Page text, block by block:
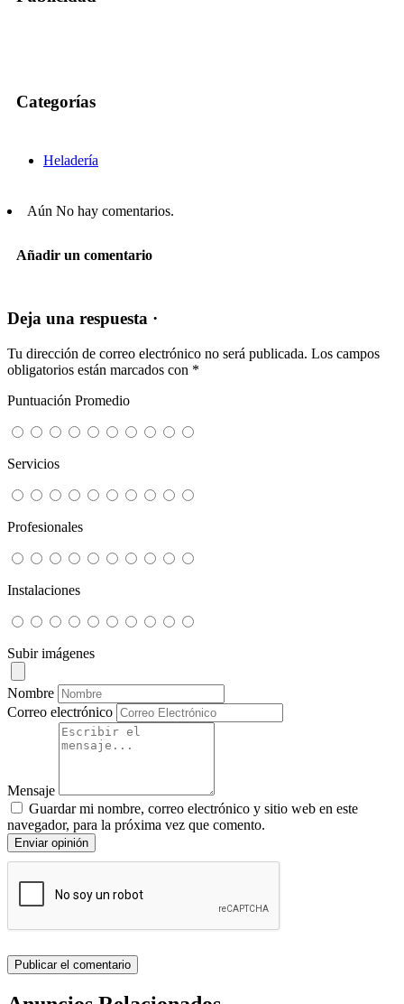
Categorías
Heladería
Aún No hay comentarios.
Añadir un comentario
Deja una respuesta ·
Tu dirección de correo electrónico no será publicada. Los campos
obligatorios están marcados con *
Puntuación Promedio
Servicios
Profesionales
Instalaciones
Subir imágenes
Nombre
Correo electrónico
Mensaje
Guardar mi nombre, correo electrónico y sitio web en este
navegador, para la próxima vez que comento.
Enviar opinión